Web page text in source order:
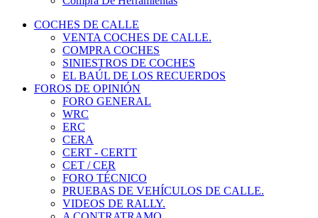
COCHES DE CALLE
VENTA COCHES DE CALLE.
COMPRA COCHES
SINIESTROS DE COCHES
EL BAÚL DE LOS RECUERDOS
FOROS DE OPINIÓN
FORO GENERAL
WRC
ERC
CERA
CERT - CERTT
CET / CER
FORO TÉCNICO
PRUEBAS DE VEHÍCULOS DE CALLE.
VIDEOS DE RALLY.
A CONTRATRAMO
TIENDA ONLINE